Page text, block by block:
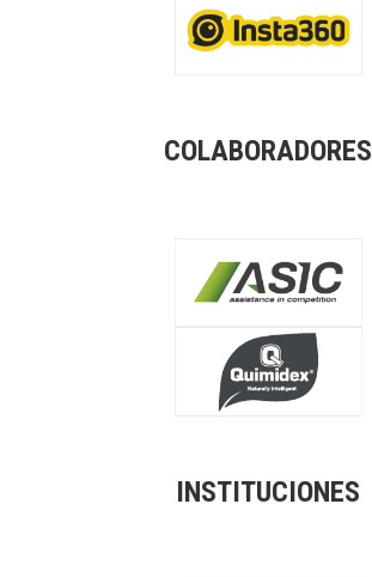
COLABORADORES
INSTITUCIONES